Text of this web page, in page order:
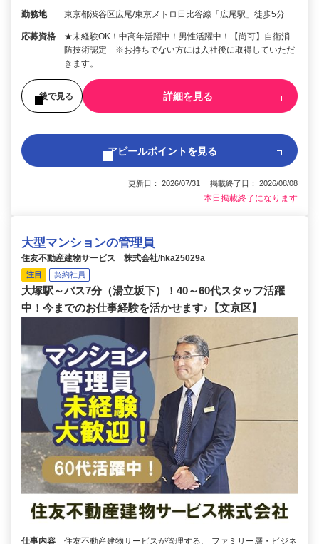
勤務地 東京都渋谷区広尾/東京メトロ日比谷線「広尾駅」徒歩5分
応募資格
★未経験OK！中高年活躍中！男性活躍中！【尚可】自衛消
防技術認定 ※お持ちでない方には入社後に取得していただ
きます。
後で見る 詳細を見る
アピールポイントを見る
更新日： 2026/07/31 掲載終了日： 2026/08/08
本日掲載終了になります
大型マンションの管理員
住友不動産建物サービス 株式会社/hka25029a
注目 契約社員
大塚駅～バス7分（湯立坂下）！40～60代スタッフ活躍
中！今までのお仕事経験を活かせます♪【文京区】
仕事内容 住友不動産建物サービスが管理する、 ファミリー層・ビジネ